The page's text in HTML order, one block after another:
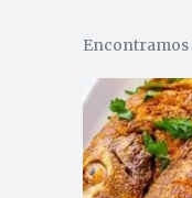
Encontramos